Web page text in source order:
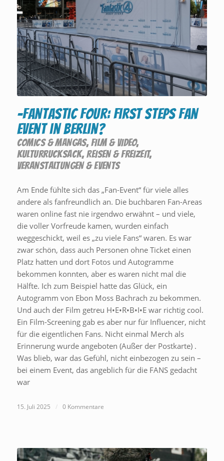
-Fantastic Four: First Steps Fan
Event in Berlin?
COMICS & MANGAS, FILM & VIDEO,
KULTURRUCKSACK,REISEN & FREIZEIT,
VERANSTALTUNGEN & EVENTS
Am Ende fühlte sich das „Fan-Event“ für viele alles
andere als fanfreundlich an. Die buchbaren Fan-Areas
waren online fast nie irgendwo erwähnt – und viele,
die voller Vorfreude kamen, wurden einfach
weggeschickt, weil es „zu viele Fans“ waren. Es war
zwar schön, dass auch Personen ohne Ticket einen
Platz hatten und dort Fotos und Autogramme
bekommen konnten, aber es waren nicht mal die
Hälfte. Ich zum Beispiel hatte das Glück, ein
Autogramm von Ebon Moss Bachrach zu bekommen.
Und auch der Film getreu H•E•R•B•I•E war richtig cool.
Ein Film-Screening gab es aber nur für Influencer, nicht
für die eigentlichen Fans. Nicht einmal Merch als
Erinnerung wurde angeboten (Außer der Postkarte) .
Was blieb, war das Gefühl, nicht einbezogen zu sein –
bei einem Event, das angeblich für die FANS gedacht
war
15. Juli 2025 / 0 Kommentare